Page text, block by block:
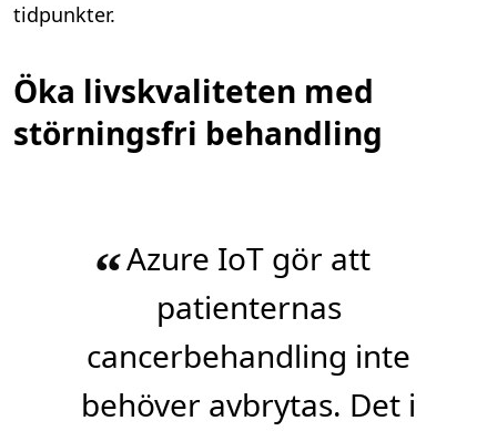
tidpunkter.
Öka livskvaliteten med
störningsfri behandling
“Azure IoT gör att
patienternas
cancerbehandling inte
behöver avbrytas. Det i